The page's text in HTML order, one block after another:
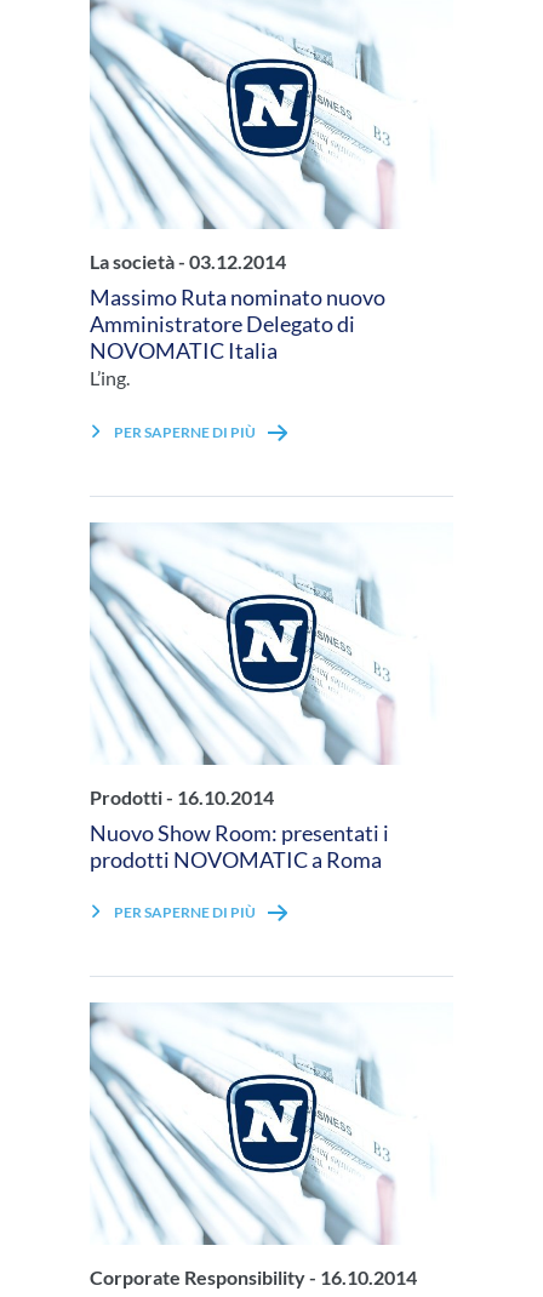
La società - 03.12.2014
Massimo Ruta nominato nuovo
Amministratore Delegato di
NOVOMATIC Italia
L’ing.
PER SAPERNE DI PIÙ
Prodotti - 16.10.2014
Nuovo Show Room: presentati i
prodotti NOVOMATIC a Roma
PER SAPERNE DI PIÙ
Corporate Responsibility - 16.10.2014